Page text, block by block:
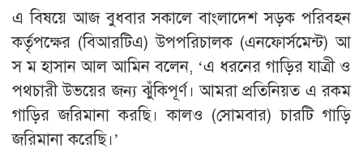
এ বিষয়ে আজ বুধবার সকালে বাংলাদেশ সড়ক পরিবহন
কর্তৃপক্ষের (বিআরটিএ) উপপরিচালক (এনফোর্সমেন্ট) আ
স ম হাসান আল আমিন বলেন, ‘এ ধরনের গাড়ির যাত্রী ও
পথচারী উভয়ের জন্য ঝুঁকিপূর্ণ। আমরা প্রতিনিয়ত এ রকম
গাড়ির জরিমানা করছি। কালও (সোমবার) চারটি গাড়ি
জরিমানা করেছি।’